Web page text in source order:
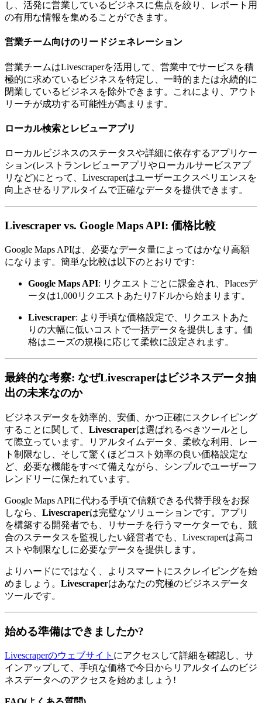
し、活発に営業しているビジネスに焦点を絞り、レポート用
の有用な情報を集めることができます。
営業チーム向けのリードジェネレーション
営業チームはLivescraperを活用して、営業中でサービスを積
極的に求めているビジネスを特定し、一時的または永続的に
閉業しているビジネスを除外できます。これにより、アウト
リーチが成功する可能性が高まります。
ローカル検索とレビューアプリ
ローカルビジネスのステータスや詳細に依存するアプリケー
ション(レストランレビューアプリやローカルサービスアプ
リなど)にとって、Livescraperはユーザーエクスペリエンスを
向上させるリアルタイムで正確なデータを提供できます。
Livescraper vs. Google Maps API: 価格比較
Google Maps APIは、必要なデータ量によってはかなり高額
になります。簡単な比較は以下のとおりです:
Google Maps API: リクエストごとに課金され、Placesデ
ータは1,000リクエストあたり7ドルから始まります。
Livescraper: より手頃な価格設定で、リクエストあた
りの大幅に低いコストで一括データを提供します。価
格はニーズの規模に応じて柔軟に設定されます。
最終的な考察: なぜLivescraperはビジネスデータ抽
出の未来なのか
ビジネスデータを効率的、安価、かつ正確にスクレイピング
することに関して、 Livescraperは選ばれるべきツールとし
て際立っています。リアルタイムデータ、柔軟な利用、レー
ト制限なし、そして驚くほどコスト効率の良い価格設定な
ど、必要な機能をすべて備えながら、シンプルでユーザーフ
レンドリーに保たれています。
Google Maps APIに代わる手頃で信頼できる代替手段をお探
しなら、 Livescraperは完璧なソリューションです。アプリ
を構築する開発者でも、リサーチを行うマーケターでも、競
合のステータスを監視したい経営者でも、Livescraperは高コ
ストや制限なしに必要なデータを提供します。
よりハードにではなく、よりスマートにスクレイピングを始
めましょう。 Livescraperはあなたの究極のビジネスデータ
ツールです。
始める準備はできましたか?
Livescraperのウェブサイト にアクセスして詳細を確認し、サ
インアップして、手頃な価格で今日からリアルタイムのビジ
ネスデータへのアクセスを始めましょう!